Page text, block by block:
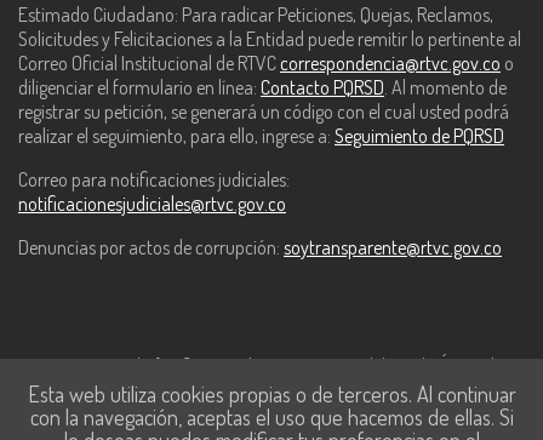
Estimado Ciudadano: Para radicar Peticiones, Quejas, Reclamos,
Solicitudes y Felicitaciones a la Entidad puede remitir lo pertinente al
Correo Oficial Institucional de RTVC correspondencia@rtvc.gov.co o
diligenciar el formulario en línea: Contacto PQRSD . Al momento de
registrar su petición, se generará un código con el cual usted podrá
realizar el seguimiento, para ello, ingrese a: Seguimiento de PQRSD
Correo para notificaciones judiciales:
notificacionesjudiciales@rtvc.gov.co
Denuncias por actos de corrupción: soytransparente@rtvc.gov.co
Este contenido fue financiado con recursos del Fondo Único de
Tecnologías de la Información y las Comunicaciones de MinTic.
Esta web utiliza cookies propias o de terceros. Al continuar
con la navegación, aceptas el uso que hacemos de ellas. Si